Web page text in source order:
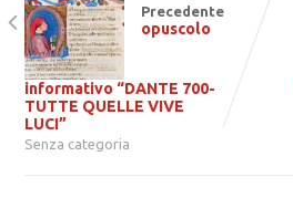
Precedente
opuscolo
informativo “DANTE 700-
TUTTE QUELLE VIVE
LUCI”
Senza categoria